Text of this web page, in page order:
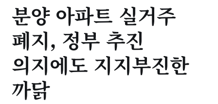
분양 아파트 실거주
폐지, 정부 추진
의지에도 지지부진한
까닭